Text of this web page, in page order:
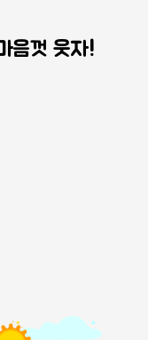
음껏 웃자!